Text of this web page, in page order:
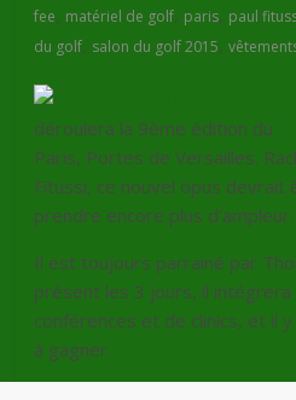
fee, matériel de golf, paris, paul
du golf, salon du golf 2015,
déroulera la 9ème édition du
Paris, Portes de Versailles.
Fitussi, ce nouvel opus
prendre encore plus d’ampleur.
Il est toujours parrainé par
présent les 3 jours, il intégrera
conférences et de clinics, et il
à gagner.